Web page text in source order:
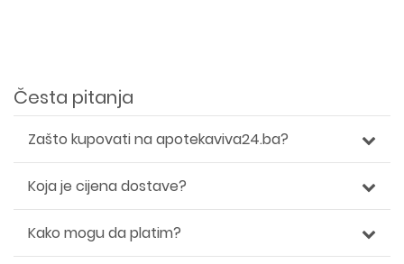
Česta pitanja
Zašto kupovati na apotekaviva24.ba?
Koja je cijena dostave?
Kako mogu da platim?